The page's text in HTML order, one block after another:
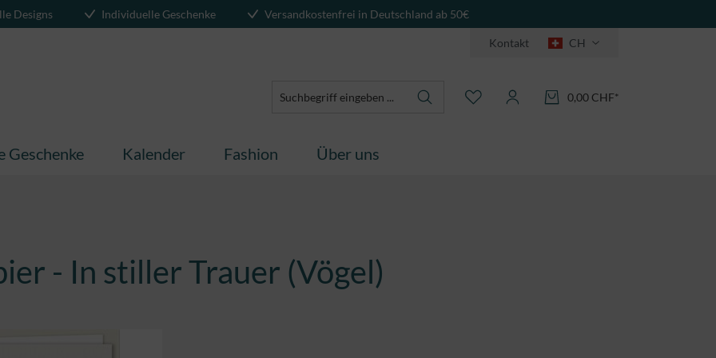
Designs Individuelle Geschenke Versandkostenfrei in Deutschland ab 50€
Kontakt CH
0,00 CHF*
Geschenke Kalender Fashion Über uns
- In stiller Trauer (Vögel)